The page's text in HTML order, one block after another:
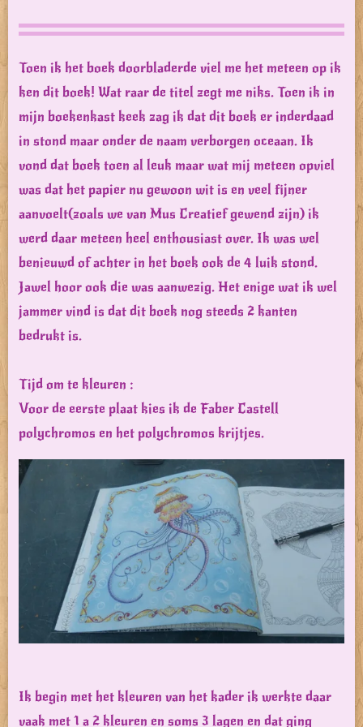
Toen ik het boek doorbladerde viel me het meteen op ik
ken dit boek! Wat raar de titel zegt me niks. Toen ik in
mijn boekenkast keek zag ik dat dit boek er inderdaad
in stond maar onder de naam verborgen oceaan. Ik
vond dat boek toen al leuk maar wat mij meteen opviel
was dat het papier nu gewoon wit is en veel fijner
aanvoelt(zoals we van Mus Creatief gewend zijn) ik
werd daar meteen heel enthousiast over. Ik was wel
benieuwd of achter in het boek ook de 4 luik stond.
Jawel hoor ook die was aanwezig. Het enige wat ik wel
jammer vind is dat dit boek nog steeds 2 kanten
bedrukt is.
Tijd om te kleuren :
Voor de eerste plaat kies ik de Faber Castell
polychromos en het polychromos krijtjes.
Ik begin met het kleuren van het kader ik werkte daar
vaak met 1 a 2 kleuren en soms 3 lagen en dat ging